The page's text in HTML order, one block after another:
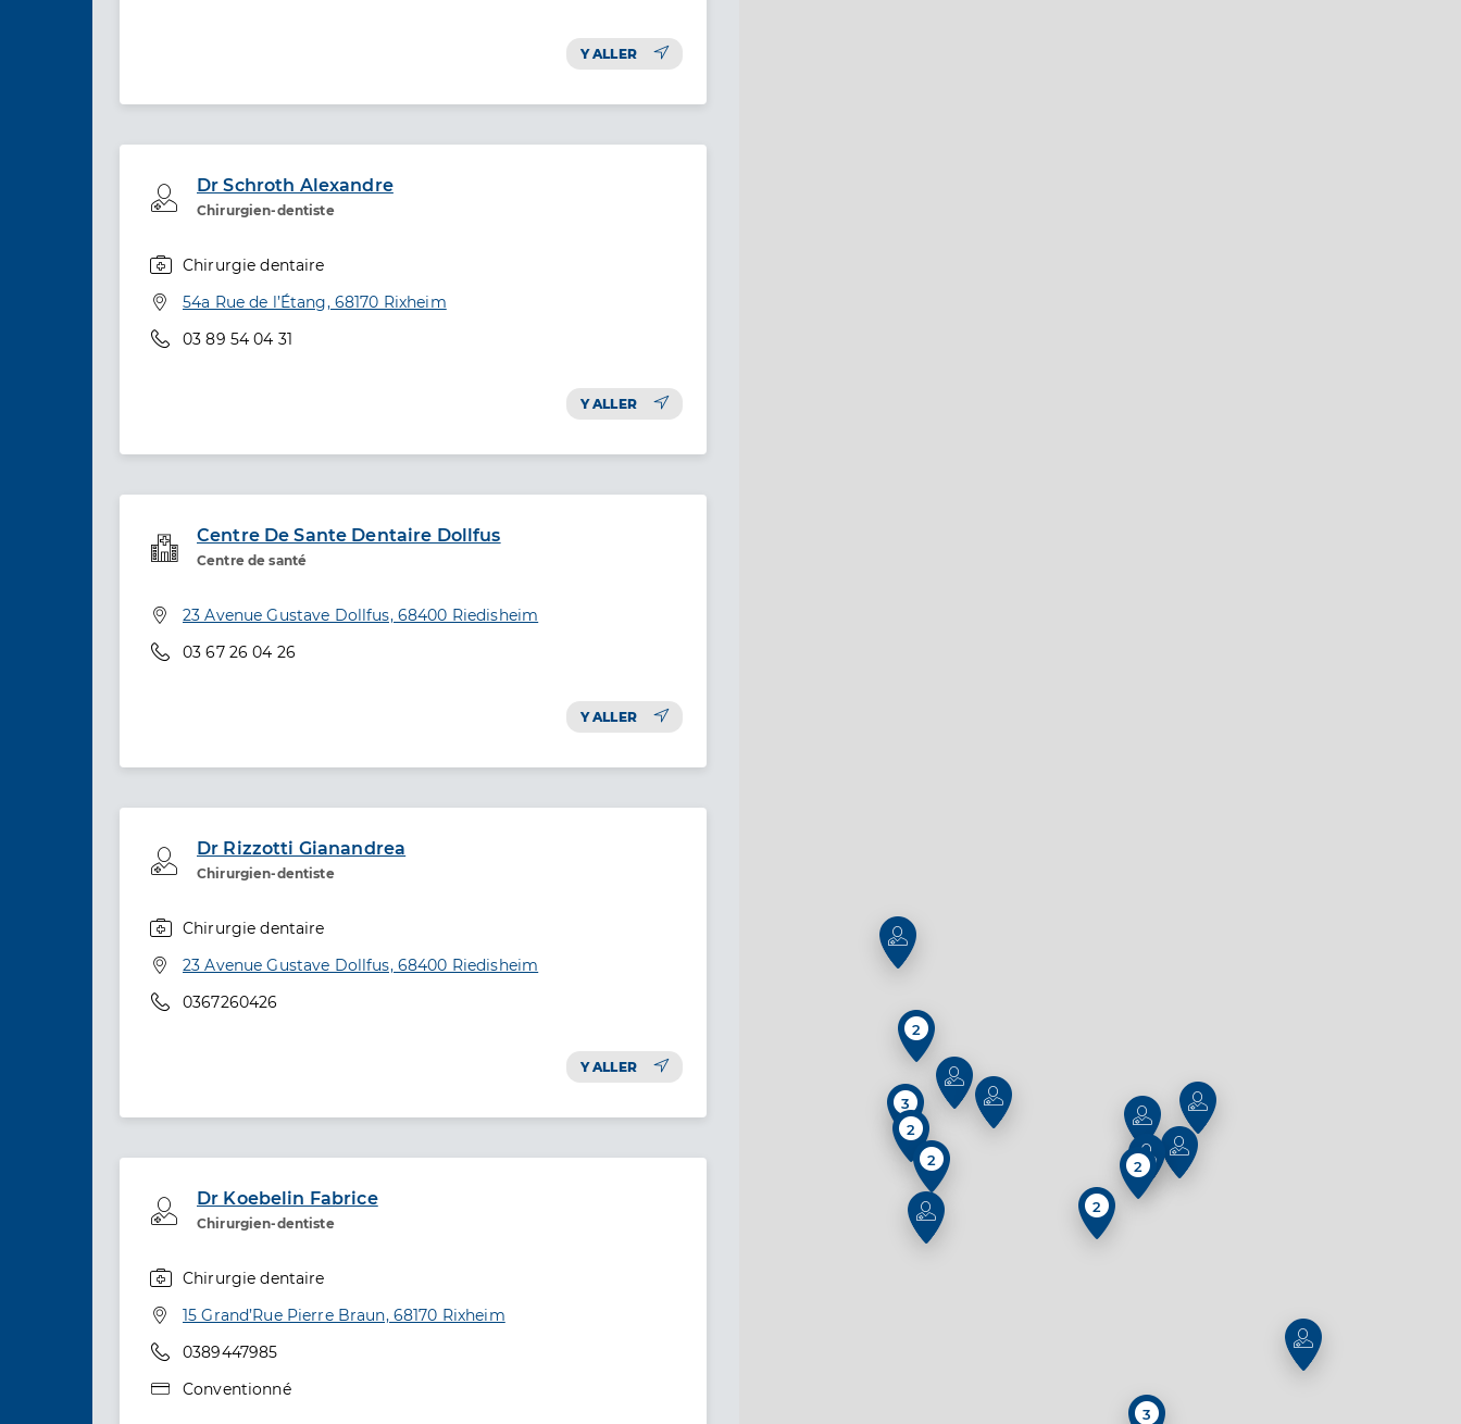
Y ALLER
Dr Schroth Alexandre
Chirurgien-dentiste
Professionel de santé
Chirurgie dentaire
Adresse
54a Rue de l’Étang, 68170 Rixheim
Téléphone
03 89 54 04 31
Y ALLER
Centre De Sante Dentaire Dollfus
Centre de santé
Service de santé
Adresse
23 Avenue Gustave Dollfus, 68400 Riedisheim
Téléphone
03 67 26 04 26
Y ALLER
Dr Rizzotti Gianandrea
Chirurgien-dentiste
Professionel de santé
Chirurgie dentaire
Adresse
23 Avenue Gustave Dollfus, 68400 Riedisheim
Téléphone
0367260426
Y ALLER
Dr Koebelin Fabrice
Chirurgien-dentiste
Professionel de santé
Chirurgie dentaire
Adresse
15 Grand’Rue Pierre Braun, 68170 Rixheim
Téléphone
0389447985
Type de convention
Conventionné
3
2
2
3
2
2
2